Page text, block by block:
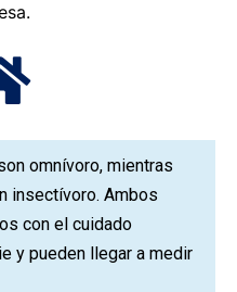
omnívoro, mientras
insectívoro. Ambos
con el cuidado
y pueden llegar a medir